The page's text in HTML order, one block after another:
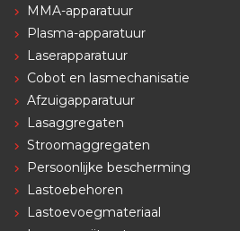
MMA-apparatuur
Plasma-apparatuur
Laserapparatuur
Cobot en lasmechanisatie
Afzuigapparatuur
Lasaggregaten
Stroomaggregaten
Persoonlijke bescherming
Lastoebehoren
Lastoevoegmateriaal